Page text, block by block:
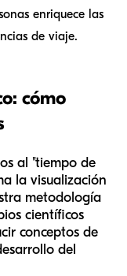
enriquece las
de viaje.
cómo
al "tiempo de
la visualización
metodología
científicos
conceptos de
del